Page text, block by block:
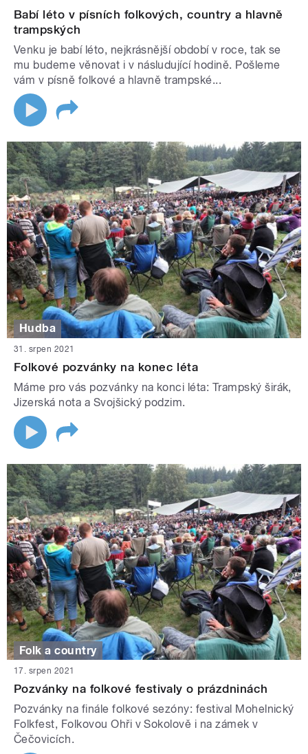
Babí léto v písních folkových, country a hlavně
trampských
Venku je babí léto, nejkrásnější období v roce, tak se
mu budeme věnovat i v násludující hodině. Pošleme
vám v písně folkové a hlavně trampské...
Hudba
31. srpen 2021
Folkové pozvánky na konec léta
Máme pro vás pozvánky na konci léta: Trampský širák,
Jizerská nota a Svojšický podzim.
Folk a country
17. srpen 2021
Pozvánky na folkové festivaly o prázdninách
Pozvánky na finále folkové sezóny: festival Mohelnický
Folkfest, Folkovou Ohři v Sokolově i na zámek v
Čečovicích.